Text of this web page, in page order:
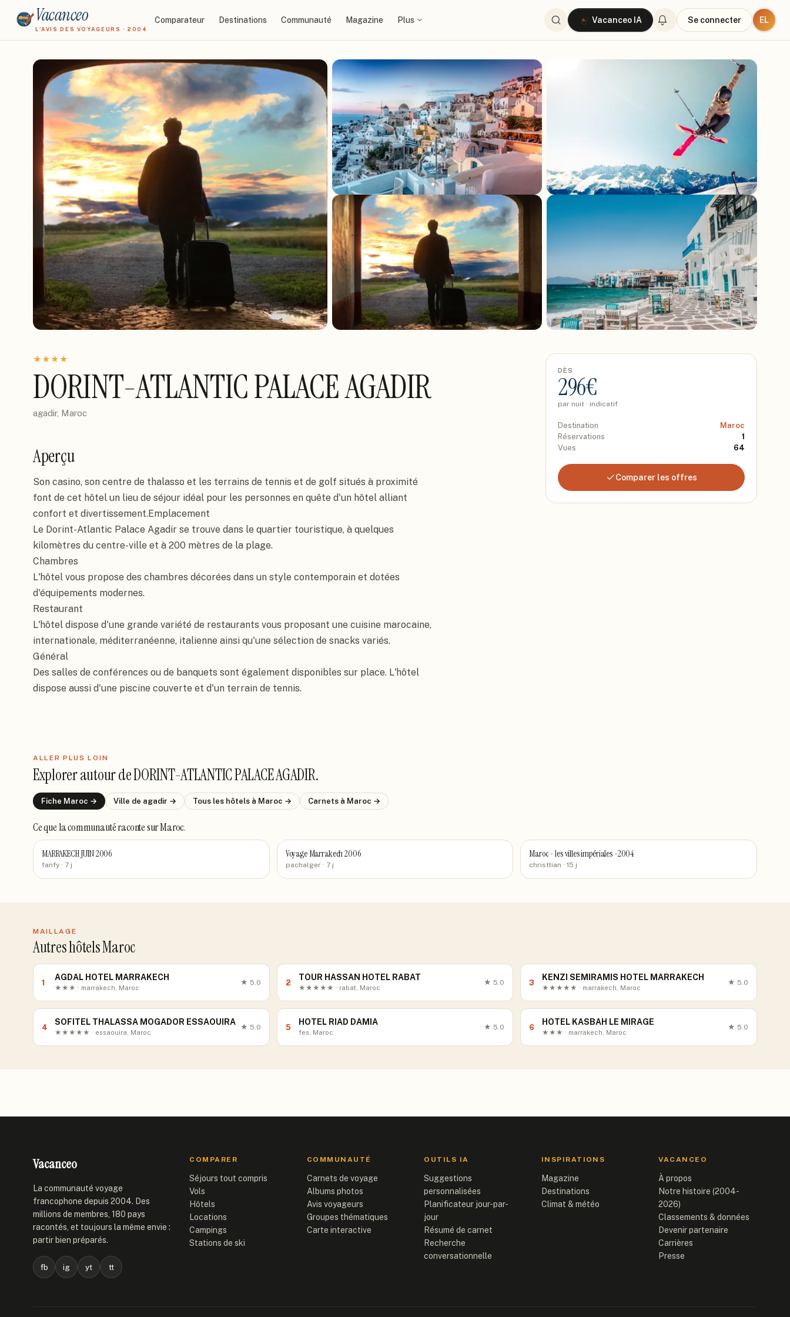
Vacanceo
L'AVIS DES VOYAGEURS · 2004
Comparateur Destinations Communauté Magazine Plus Vacanceo IA Se connecter EL
★★★★
DORINT-ATLANTIC PALACE AGADIR
agadir, Maroc
Aperçu
Son casino, son centre de thalasso et les terrains de tennis et de golf situés à proximité
font de cet hôtel un lieu de séjour idéal pour les personnes en quête d'un hôtel alliant
confort et divertissement.Emplacement
Le Dorint-Atlantic Palace Agadir se trouve dans le quartier touristique, à quelques
kilomètres du centre-ville et à 200 mètres de la plage.
Chambres
L'hôtel vous propose des chambres décorées dans un style contemporain et dotées
d'équipements modernes.
Restaurant
L'hôtel dispose d'une grande variété de restaurants vous proposant une cuisine marocaine,
internationale, méditerranéenne, italienne ainsi qu'une sélection de snacks variés.
Général
Des salles de conférences ou de banquets sont également disponibles sur place. L'hôtel
dispose aussi d'une piscine couverte et d'un terrain de tennis.
DÈS
296€
par nuit · indicatif
Destination
Maroc
Réservations
1
Vues
64
Comparer les offres
ALLER PLUS LOIN
Explorer autour deDORINT-ATLANTIC PALACE AGADIR.
Fiche Maroc → Ville de agadir → Tous les hôtels à Maroc → Carnets à Maroc →
Ce que la communauté racontesur Maroc.
MARRAKECH JUIN 2006
fanfy · 7 j
Voyage Marrakech 2006
pachalger· 7 j
Maroc - les villes impériales -2004
christtian · 15 j
MAILLAGE
Autres hôtels Maroc
1
AGDAL HOTEL MARRAKECH
★★★ · marrakech, Maroc
★ 5.0 2
TOUR HASSAN HOTEL RABAT
★★★★★ · rabat, Maroc
★ 5.0 3
KENZI SEMIRAMIS HOTEL MARRAKECH
★★★★★ · marrakech, Maroc
★ 5.0
4
SOFITEL THALASSA MOGADOR ESSAOUIRA
★★★★★ · essaouira, Maroc
★ 5.0 5
HOTEL RIAD DAMIA
fes, Maroc
★ 5.0 6
HOTEL KASBAH LE MIRAGE
★★★ · marrakech, Maroc
★ 5.0
Vacanceo
La communauté voyage
francophone depuis 2004. Des
millions de membres, 180 pays
racontés, et toujours la même envie :
partir bien préparés.
fb ig yt tt
COMPARER
Séjours tout compris
Vols
Hôtels
Locations
Campings
Stations de ski
COMMUNAUTÉ
Carnets de voyage
Albums photos
Avis voyageurs
Groupes thématiques
Carte interactive
OUTILS IA
Suggestions
personnalisées
Planificateur jour-par-
jour
Résumé de carnet
Recherche
conversationnelle
INSPIRATIONS
Magazine
Destinations
Climat & météo
VACANCEO
À propos
Notre histoire (2004-
2026)
Classements & données
Devenir partenaire
Carrières
Presse